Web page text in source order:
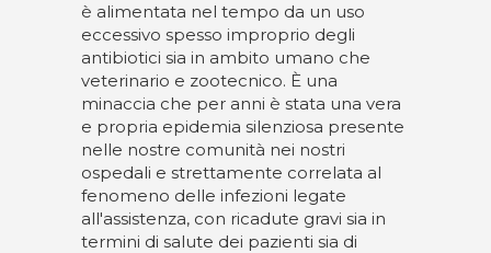
è alimentata nel tempo da un uso
eccessivo spesso improprio degli
antibiotici sia in ambito umano che
veterinario e zootecnico. È una
minaccia che per anni è stata una vera
e propria epidemia silenziosa presente
nelle nostre comunità nei nostri
ospedali e strettamente correlata al
fenomeno delle infezioni legate
all'assistenza, con ricadute gravi sia in
termini di salute dei pazienti sia di